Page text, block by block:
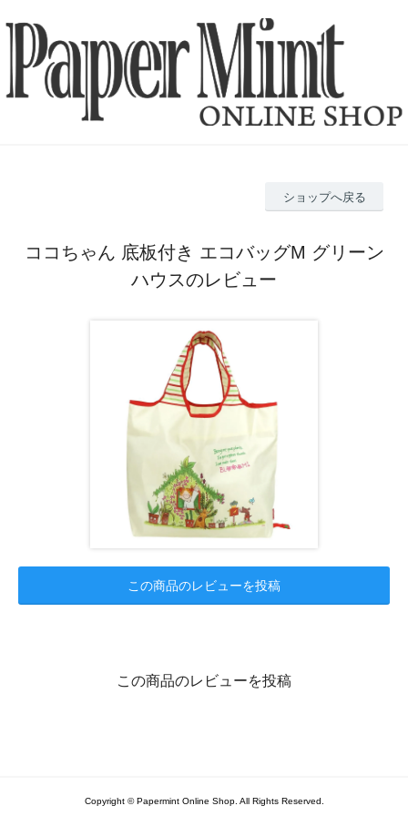
ショップへ戻る
ココちゃん 底板付き エコバッグM グリーン
ハウスのレビュー
この商品のレビューを投稿
この商品のレビューを投稿
Copyright © Papermint Online Shop. All Rights Reserved.